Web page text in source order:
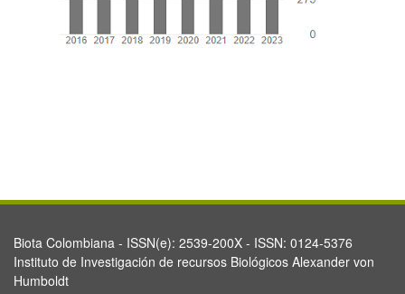
Biota Colombiana - ISSN(e): 2539-200X - ISSN: 0124-5376
Instituto de Investigación de recursos Biológicos Alexander von
Humboldt